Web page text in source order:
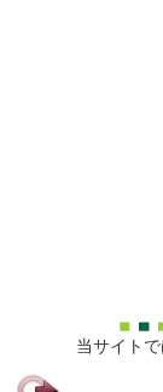
当サイト